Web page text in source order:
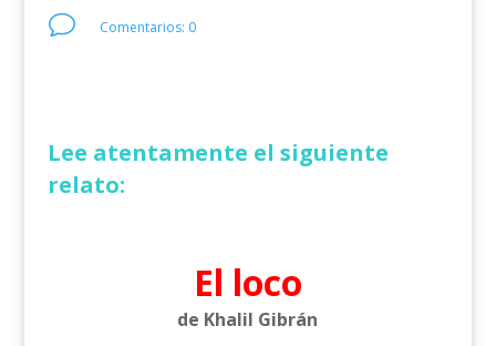
v Comentarios: 0
Lee atentamente el siguiente
relato:
El loco
de Khalil Gibrán